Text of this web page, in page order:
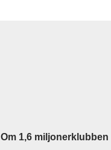
Om 1,6 miljonerklubben